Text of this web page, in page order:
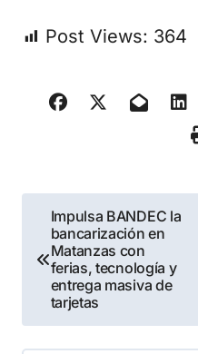
Post Views: 364
Navegación
de
entradas
Impulsa BANDEC la
bancarización en
Matanzas con
ferias, tecnología y
entrega masiva de
tarjetas